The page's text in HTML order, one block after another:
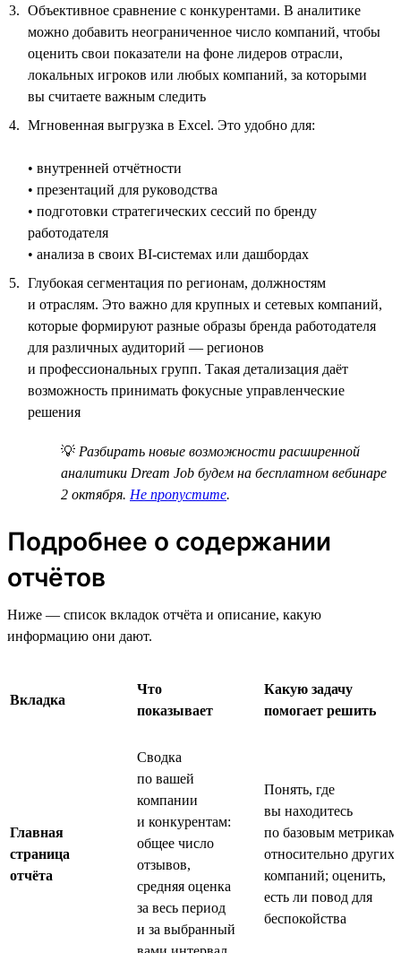
Объективное сравнение с конкурентами. В аналитике
можно добавить неограниченное число компаний, чтобы
оценить свои показатели на фоне лидеров отрасли,
локальных игроков или любых компаний, за которыми
вы считаете важным следить
Мгновенная выгрузка в Excel. Это удобно для:
• внутренней отчётности
• презентаций для руководства
• подготовки стратегических сессий по бренду
работодателя
• анализа в своих BI-системах или дашбордах
Глубокая сегментация по регионам, должностям
и отраслям. Это важно для крупных и сетевых компаний,
которые формируют разные образы бренда работодателя
для различных аудиторий — регионов
и профессиональных групп. Такая детализация даёт
возможность принимать фокусные управленческие
решения
💡 Разбирать новые возможности расширенной
аналитики Dream Job будем на бесплатном вебинаре
2 октября. Не пропустите.
Подробнее о содержании
отчётов
Ниже — список вкладок отчёта и описание, какую
информацию они дают.
Вкладка
Что
показывает
Какую задачу
помогает решить
Главная
страница
отчёта
Сводка
по вашей
компании
и конкурентам:
общее число
отзывов,
средняя оценка
за весь период
и за выбранный
Понять, где
вы находитесь
по базовым метрикам
относительно других
компаний; оценить,
есть ли повод для
беспокойства